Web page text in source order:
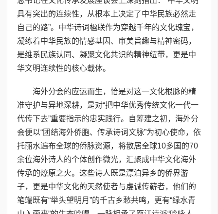
具有突出的连续性，从根本上决定了中华民族必然走
自己的路”。中华诗词楹联作为穿越千年的文化瑰宝，
凝练着中华民族的情感基因、审美旨趣与精神密码，
是维系民族认同、凝聚文化共识的精神纽带，更是中
华文明连续性的核心载体。
海外分会的应运而生，恰是对这一文化根脉的精
准守护与异地深耕，是对“把中华优秀传统文化一代一
代传下去”重要指示的忠实践行。自筹建之初，海外分
会便以“团结海外侨胞、传承诗词文脉”为初心使命，依
托丽水遍布全球的侨脉资源，将散居全球10多国的70
余位海外诗人的个体创作微光，汇聚成中华文化海外
传承的燎原之火。这些诗人既是漂泊异乡的侨界游
子，更是中华文化的天然使者与虔诚传薪者，他们的
笔端既有“举头望明月”的千古乡愁共鸣，更有“绿水青